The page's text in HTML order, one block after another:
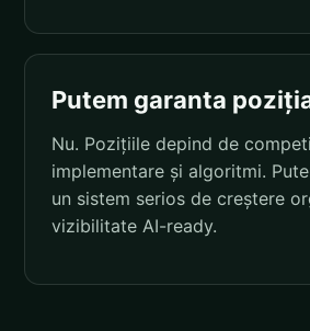
Putem garanta
Nu. Pozițiile depind de
implementare și algoritmi.
un sistem serios de creștere
vizibilitate AI-ready.